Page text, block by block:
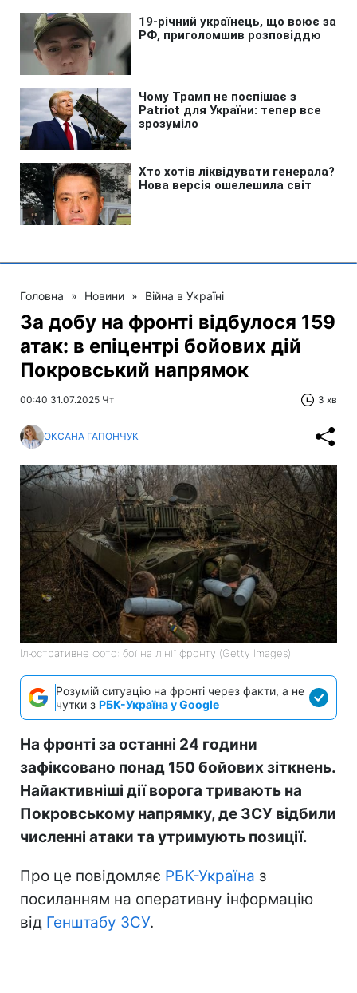
Головна » Новини » Війна в Україні
За добу на фронті відбулося 159
атак: в епіцентрі бойових дій
Покровський напрямок
00:40 31.07.2025 Чт 3 хв
ОКСАНА ГАПОНЧУК
Ілюстративне фото: бої на лінії фронту (Getty Images)
Розумій ситуацію на фронті через факти, а не
чутки з РБК-Україна у Google
На фронті за останні 24 години
зафіксовано понад 150 бойових зіткнень.
Найактивніші дії ворога тривають на
Покровському напрямку, де ЗСУ відбили
численні атаки та утримують позиції.
Про це повідомляє РБК-Україна з
посиланням на оперативну інформацію
від Генштабу ЗСУ.